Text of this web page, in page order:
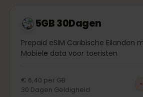
5GB 30Dagen
Prepaid eSIM Caribische Eilanden
Mobiele data voor toeristen
€ 6,40 per GB
30 Dagen Geldigheid
−